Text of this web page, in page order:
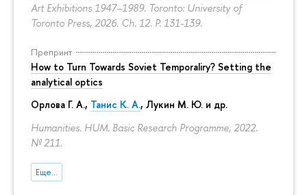
Art Exhibitions 1947–1989. Toronto: University of
Toronto Press, 2026. Ch. 12. P. 131-139.
Препринт
How to Turn Towards Soviet Temporaliry? Setting the
analytical optics
Орлова Г. А., Танис К. А., Лукин М. Ю. и др.
Humanities. HUM. Basic Research Programme, 2022.
№ 211.
Еще...